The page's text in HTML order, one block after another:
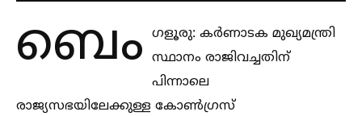
ബെം ഗളൂരു: കർണാടക മുഖ്യമന്ത്രി
സ്ഥാനം രാജിവച്ചതിന്
പിന്നാലെ
രാജ്യസഭയിലേക്കുള്ള കോണ്‍ഗ്രസ്